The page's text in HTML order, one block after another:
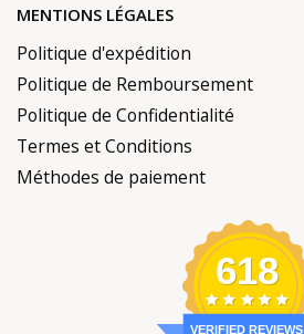
MENTIONS LÉGALES
Politique d'expédition
Politique de Remboursement
Politique de Confidentialité
Termes et Conditions
Méthodes de paiement
618
VERIFIED REVIEWS